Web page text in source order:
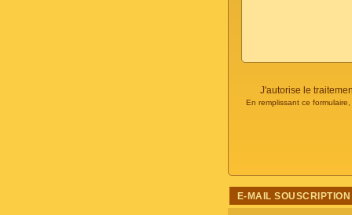
J'autorise le
En remplissant ce
E-MAIL SOUSCRIPTION